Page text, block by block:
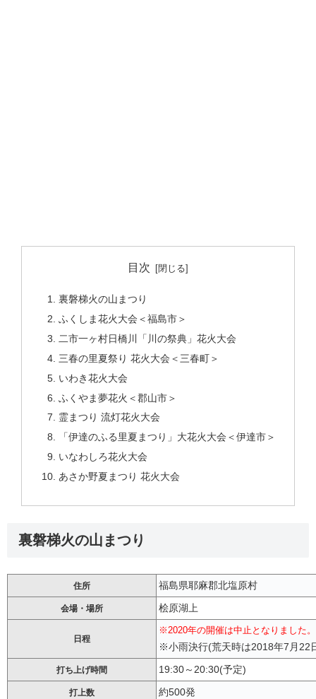
目次
裏磐梯火の山まつり
ふくしま花火大会＜福島市＞
二市一ヶ村日橋川「川の祭典」花火大会
三春の里夏祭り 花火大会＜三春町＞
いわき花火大会
ふくやま夢花火＜郡山市＞
霊まつり 流灯花火大会
「伊達のふる里夏まつり」大花火大会＜伊達市＞
いなわしろ花火大会
あさか野夏まつり 花火大会
裏磐梯火の山まつり
住所 福島県耶麻郡北塩原村
会場・場所 桧原湖上
日程
※2020年の開催は中止となりました。
※小雨決行(荒天時は2018年7月22
打ち上げ時間 19:30～20:30(予定)
打上数 約500発